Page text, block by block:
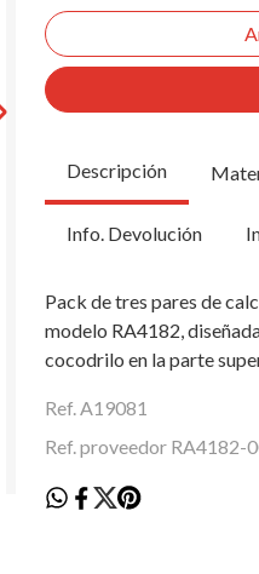
Descripción
Info. Devolución
Pack de tres pares de
modelo RA4182,
cocodrilo en la parte
Ref. A19081
Ref. proveedor RA4182-